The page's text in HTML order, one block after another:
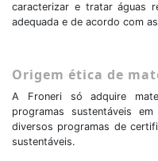
caracterizar e tratar águas
adequada e de acordo com
Origem ética de
A Froneri só adquire
programas sustentáveis
diversos programas de
sustentáveis.